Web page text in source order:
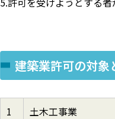
建築業許可の対象
1 土木工事業